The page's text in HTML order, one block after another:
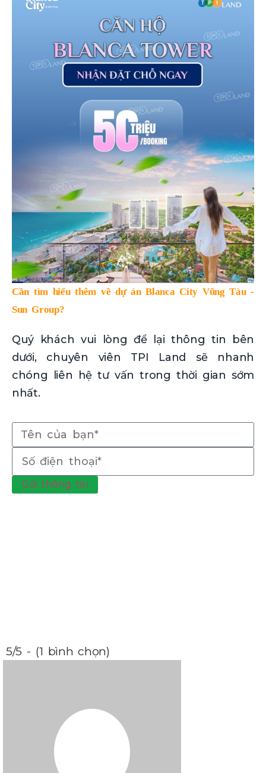
Cần tìm hiểu thêm về dự án Blanca City Vũng Tàu -
Sun Group?
Quý khách vui lòng để lại thông tin bên
dưới, chuyên viên TPI Land sẽ nhanh
chóng liên hệ tư vấn trong thời gian sớm
nhất.
Gửi thông tin
5/5 - (1 bình chọn)